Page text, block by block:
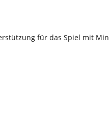
für das Spiel mit